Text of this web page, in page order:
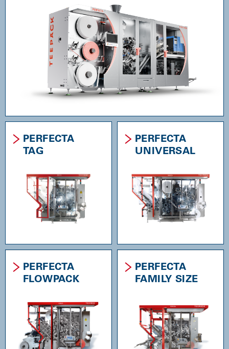
PERFECTA
TAG
PERFECTA
UNIVERSAL
PERFECTA
FLOWPACK
PERFECTA
FAMILY SIZE